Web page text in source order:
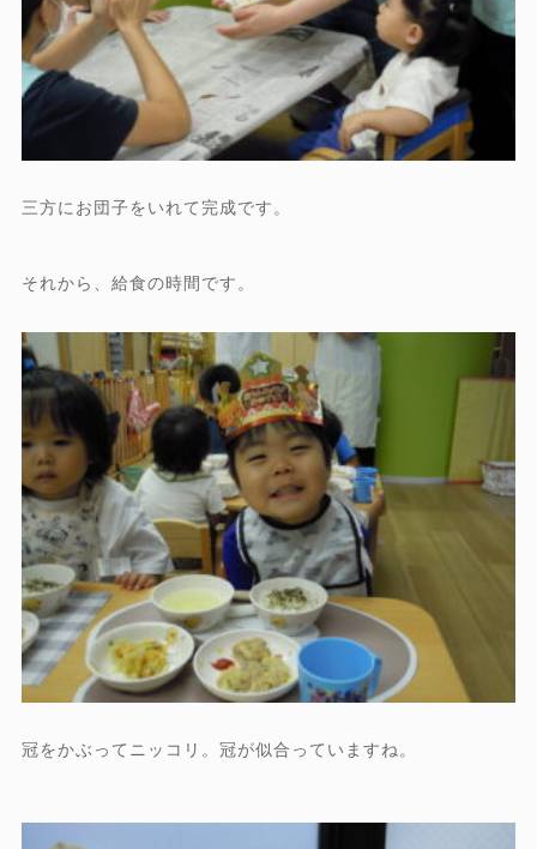
三方にお団子をいれて完成です。
それから、給食の時間です。
冠をかぶってニッコリ。冠が似合っていますね。